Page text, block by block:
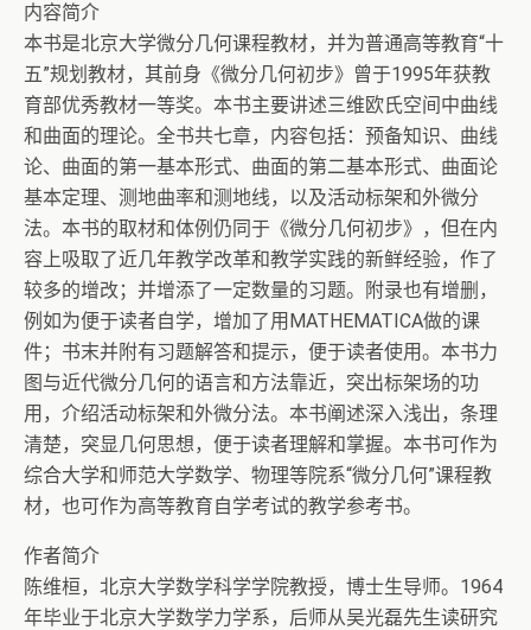
内容简介
本书是北京大学微分几何课程教材，并为普通高等教育“十
五”规划教材，其前身《微分几何初步》曾于1995年获教
育部优秀教材一等奖。本书主要讲述三维欧氏空间中曲线
和曲面的理论。全书共七章，内容包括：预备知识、曲线
论、曲面的第一基本形式、曲面的第二基本形式、曲面论
基本定理、测地曲率和测地线，以及活动标架和外微分
法。本书的取材和体例仍同于《微分几何初步》，但在内
容上吸取了近几年教学改革和教学实践的新鲜经验，作了
较多的增改；并增添了一定数量的习题。附录也有增删，
例如为便于读者自学，增加了用MATHEMATICA做的课
件；书末并附有习题解答和提示，便于读者使用。本书力
图与近代微分几何的语言和方法靠近，突出标架场的功
用，介绍活动标架和外微分法。本书阐述深入浅出，条理
清楚，突显几何思想，便于读者理解和掌握。本书可作为
综合大学和师范大学数学、物理等院系“微分几何”课程教
材，也可作为高等教育自学考试的教学参考书。
作者简介
陈维桓，北京大学数学科学学院教授，博士生导师。1964
年毕业于北京大学数学力学系，后师从吴光磊先生读研究